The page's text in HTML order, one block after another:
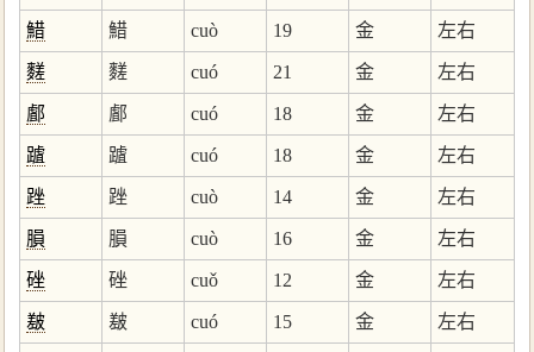
䱜 䱜 cuò 19 金 左右
䴾 䴾 cuó 21 金 左右
䣜 䣜 cuó 18 金 左右
䠡 䠡 cuó 18 金 左右
䟶 䟶 cuò 14 金 左右
䐣 䐣 cuò 16 金 左右
䂳 䂳 cuǒ 12 金 左右
㿷 㿷 cuó 15 金 左右